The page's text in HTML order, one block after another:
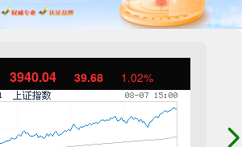
3940.04 39.68 1.02%